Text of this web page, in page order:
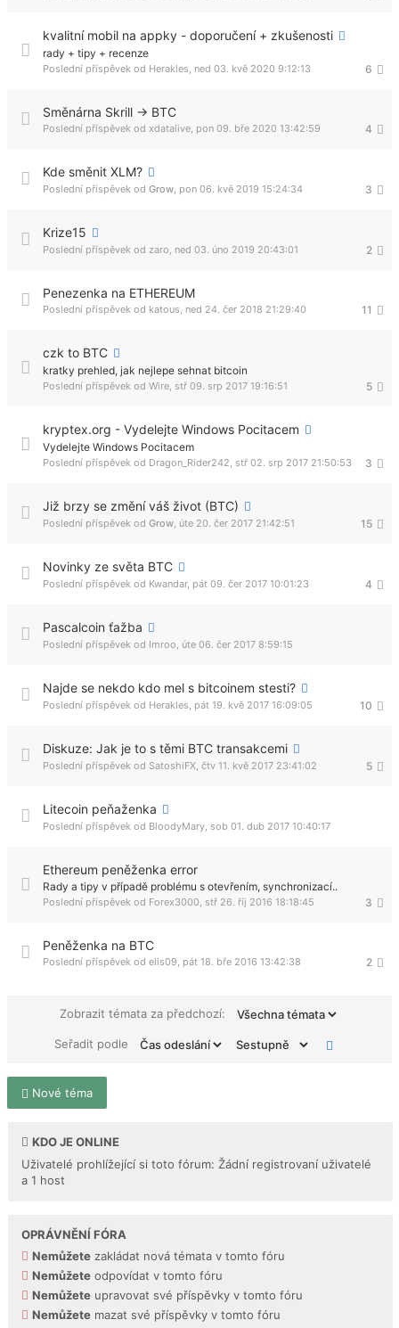
kvalitní mobil na appky - doporučení + zkušenosti
rady + tipy + recenze
6
Poslední příspěvek od Herakles, ned 03. kvě 2020 9:12:13
Směnárna Skrill -> BTC
4
Poslední příspěvek od xdatalive, pon 09. bře 2020 13:42:59
Kde směnit XLM?
3
Poslední příspěvek od Grow, pon 06. kvě 2019 15:24:34
Krize15
2
Poslední příspěvek od zaro, ned 03. úno 2019 20:43:01
Penezenka na ETHEREUM
11
Poslední příspěvek od katous, ned 24. čer 2018 21:29:40
czk to BTC
kratky prehled, jak nejlepe sehnat bitcoin
5
Poslední příspěvek od Wire, stř 09. srp 2017 19:16:51
kryptex.org - Vydelejte Windows Pocitacem
Vydelejte Windows Pocitacem
3
Poslední příspěvek od Dragon_Rider242, stř 02. srp 2017 21:50:53
Již brzy se změní váš život (BTC)
15
Poslední příspěvek od Grow, úte 20. čer 2017 21:42:51
Novinky ze světa BTC
4
Poslední příspěvek od Kwandar, pát 09. čer 2017 10:01:23
Pascalcoin ťažba
Poslední příspěvek od Imroo, úte 06. čer 2017 8:59:15
Najde se nekdo kdo mel s bitcoinem stesti?
10
Poslední příspěvek od Herakles, pát 19. kvě 2017 16:09:05
Diskuze: Jak je to s těmi BTC transakcemi
5
Poslední příspěvek od SatoshiFX, čtv 11. kvě 2017 23:41:02
Litecoin peňaženka
Poslední příspěvek od BloodyMary, sob 01. dub 2017 10:40:17
Ethereum peněženka error
Rady a tipy v případě problému s otevřením, synchronizací..
3
Poslední příspěvek od Forex3000, stř 26. říj 2016 18:18:45
Peněženka na BTC
2
Poslední příspěvek od elis09, pát 18. bře 2016 13:42:38
Zobrazit témata za předchozí:
Seřadit podle
Nové téma
KDO JE ONLINE
Uživatelé prohlížející si toto fórum: Žádní registrovaní uživatelé
a 1 host
OPRÁVNĚNÍ FÓRA
Nemůžete zakládat nová témata v tomto fóru
Nemůžete odpovídat v tomto fóru
Nemůžete upravovat své příspěvky v tomto fóru
Nemůžete mazat své příspěvky v tomto fóru